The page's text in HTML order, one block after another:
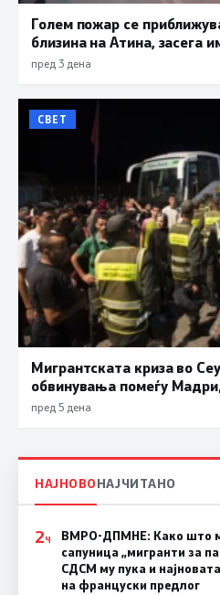
Голем пожар се
близина на Атина, засега
пред 3 дена
СВЕТ
Мигрантската криза во
обвинувања помеѓу
пред 5 дена
НАЈНОВОНАЈЧИТАНО
2Ч
ВМРО-ДПМНЕ: Како што
сапуница „мигранти за
СДСМ му пука и
на француски предлог